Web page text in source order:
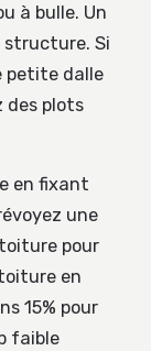
à bulle. Un
Si
petite dalle
des plots
en fixant
une
pour
en
15% pour
faible